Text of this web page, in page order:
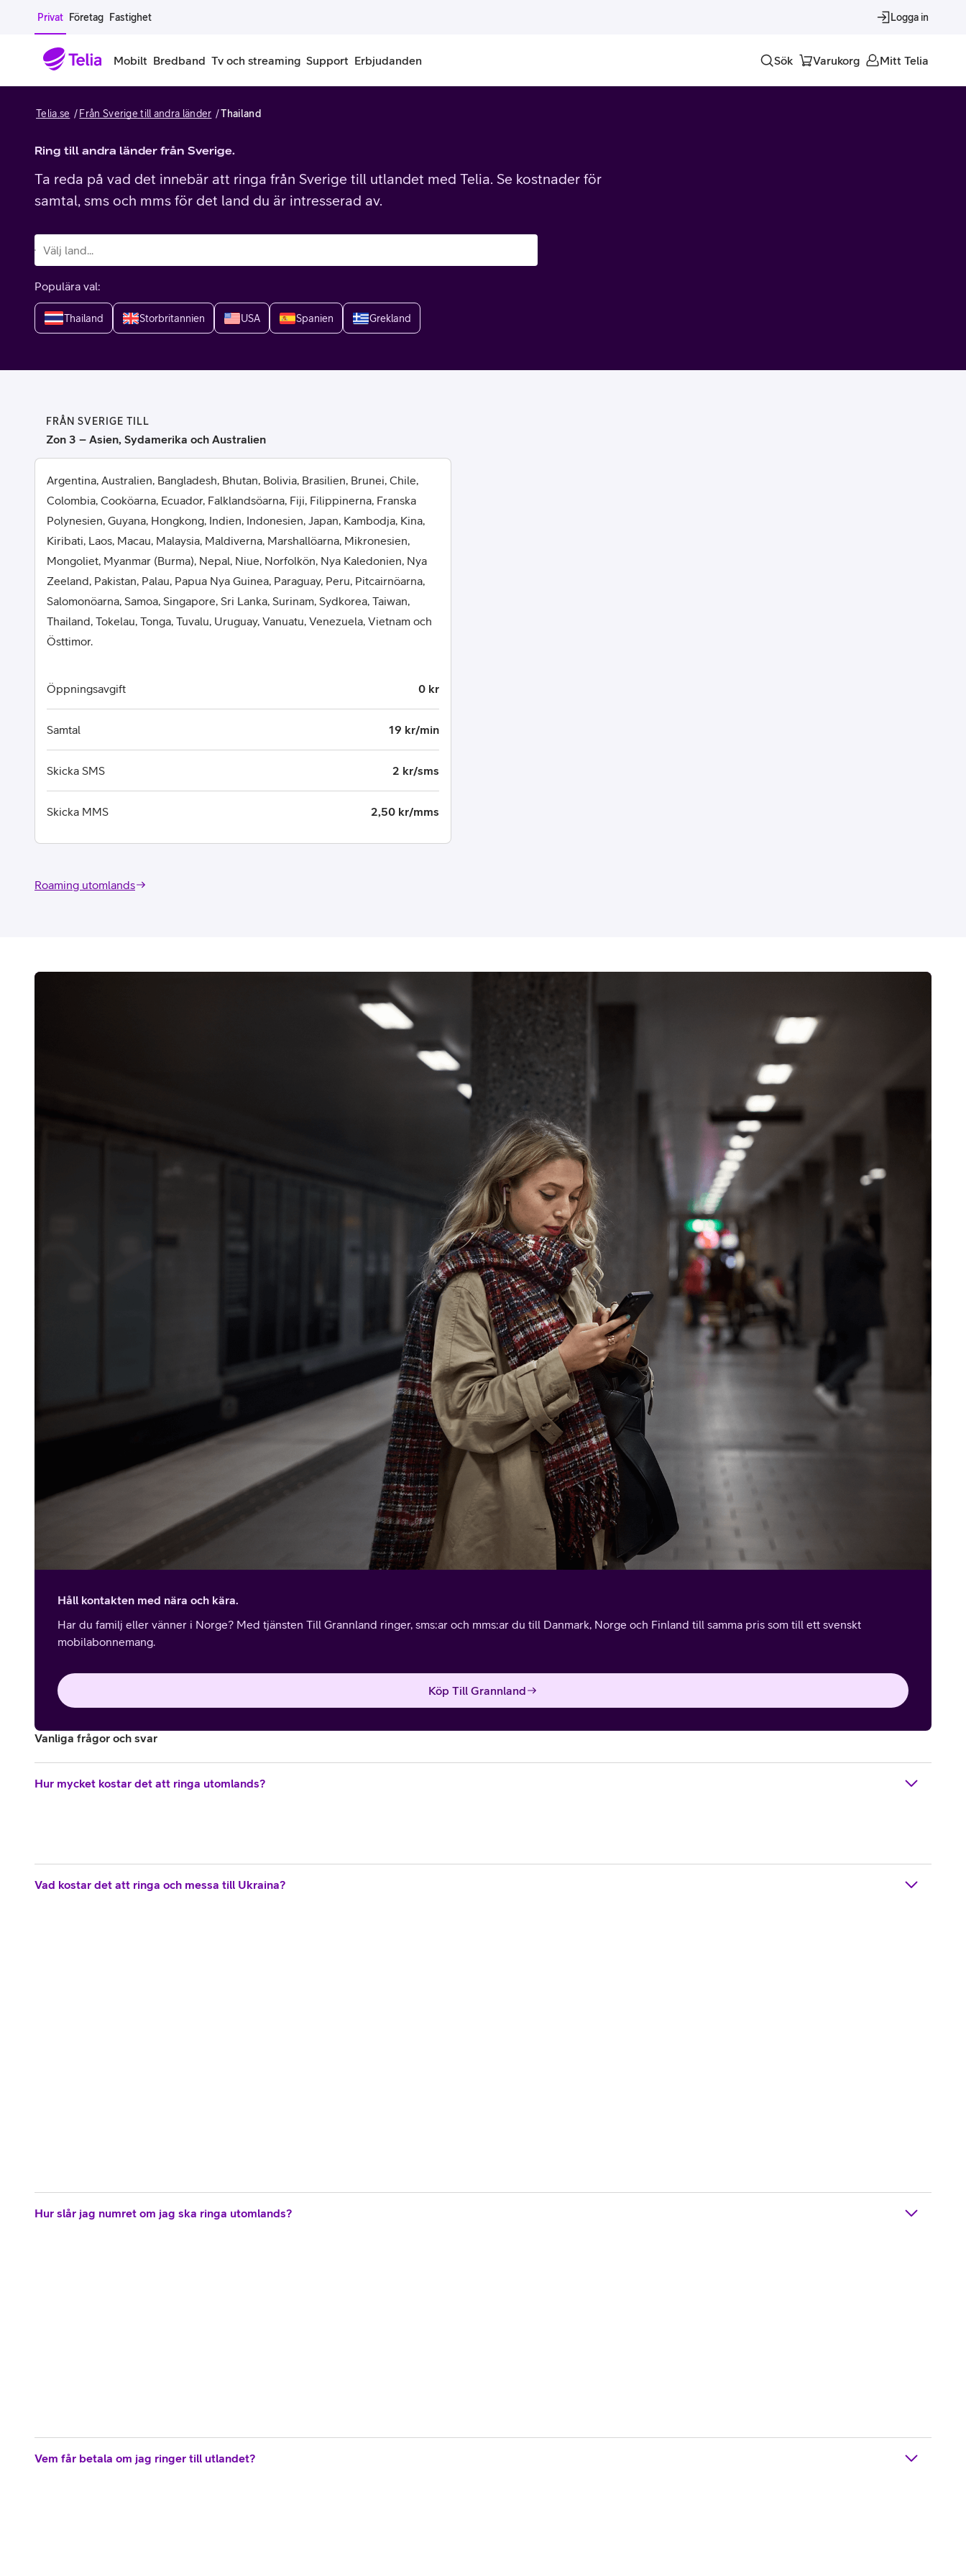
Gå till sidans innehåll
Privat Företag Fastighet Logga in
Mobilt
Mobiltelefoner
iPhone
Samsung Galaxy
Alla mobiltelefoner
Begagnade mobiltelefoner
Billiga mobiltelefoner
Hörlurar
Familjeabonnemang Ladda kontantkort
Apple Watch
Samsung Galaxy Watch
Alla smartwatches
4G/5G Surfplattor
Wifi Surfplattor
Tillbehör
Bredband Tv och streaming Support Erbjudanden Sök Varukorg Mitt Telia
Telia.se Från Sverige till andra länder Thailand
Ring till andra länder från Sverige.
Ta reda på vad det innebär att ringa från Sverige till utlandet med Telia. Se kostnader för
samtal, sms och mms för det land du är intresserad av.
Populära val:
Thailand Storbritannien USA Spanien Grekland
FRÅN SVERIGE TILL
Zon 3 – Asien, Sydamerika och Australien
Argentina, Australien, Bangladesh, Bhutan, Bolivia, Brasilien, Brunei, Chile,
Colombia, Cooköarna, Ecuador, Falklandsöarna, Fiji, Filippinerna, Franska
Polynesien, Guyana, Hongkong, Indien, Indonesien, Japan, Kambodja, Kina,
Kiribati, Laos, Macau, Malaysia, Maldiverna, Marshallöarna, Mikronesien,
Mongoliet, Myanmar (Burma), Nepal, Niue, Norfolkön, Nya Kaledonien, Nya
Zeeland, Pakistan, Palau, Papua Nya Guinea, Paraguay, Peru, Pitcairnöarna,
Salomonöarna, Samoa, Singapore, Sri Lanka, Surinam, Sydkorea, Taiwan,
Thailand, Tokelau, Tonga, Tuvalu, Uruguay, Vanuatu, Venezuela, Vietnam och
Östtimor.
Öppningsavgift 0 kr
Samtal 19 kr/min
Skicka SMS 2 kr/sms
Skicka MMS 2,50 kr/mms
Roaming utomlands
Håll kontakten med nära och kära.
Har du familj eller vänner i Norge? Med tjänsten Till Grannland ringer, sms:ar och mms:ar du till Danmark, Norge och Finland till samma pris som till ett svenskt
mobilabonnemang.
Köp Till Grannland
Vanliga frågor och svar
Hur mycket kostar det att ringa utomlands?
Vad kostar det att ringa och messa till Ukraina?
Hur slår jag numret om jag ska ringa utomlands?
Vem får betala om jag ringer till utlandet?